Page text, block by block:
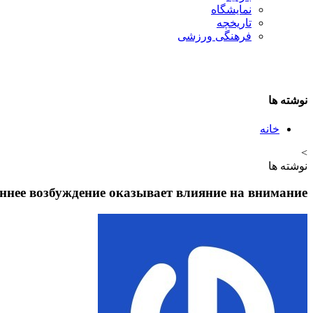
نمایشگاه
تاريخچه
فرهنگی ورزشی
نوشته ها
خانه
>
نوشته ها
возбуждение оказывает влияние на внимание